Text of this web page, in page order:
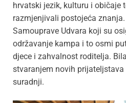
hrvatski jezik, kulturu i običaje
razmjenjivali postojeća
Samouprave Udvara koji su
održavanje kampa i to osmi
djece i zahvalnost roditelja.
stvaranjem novih
suradnji.